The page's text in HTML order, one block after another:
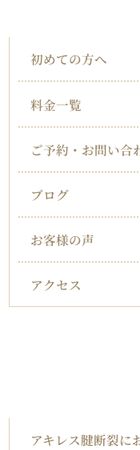
初めての方へ
料金一覧
ご予約・お問い合
ブログ
お客様の声
アクセス
アキレス腱断裂に